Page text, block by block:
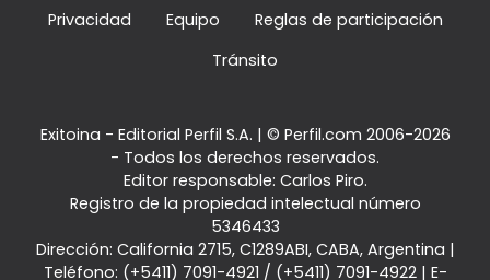
Privacidad
Equipo
Reglas de participación
Tránsito
Exitoina - Editorial Perfil S.A. | © Perfil.com 2006-2026
- Todos los derechos reservados.
Editor responsable: Carlos Piro.
Registro de la propiedad intelectual número
5346433
Dirección: California 2715, C1289ABI, CABA, Argentina |
Teléfono: (+5411) 7091-4921 / (+5411) 7091-4922| E-